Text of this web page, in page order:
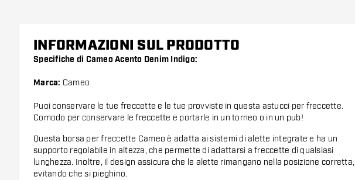
INFORMAZIONI SUL PRODOTTO
Specifiche di Cameo Acento Denim Indigo:
Marca: Cameo
Puoi conservare le tue freccette e le tue provviste in questa astucci per freccette.
Comodo per conservare le freccette e portarle in un torneo o in un pub!
Questa borsa per freccette Cameo è adatta ai sistemi di alette integrate e ha un
supporto regolabile in altezza, che permette di adattarsi a freccette di qualsiasi
lunghezza. Inoltre, il design assicura che le alette rimangano nella posizione corretta,
evitando che si pieghino.